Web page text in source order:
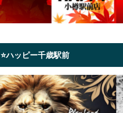
⭐ハッピー千歳駅前